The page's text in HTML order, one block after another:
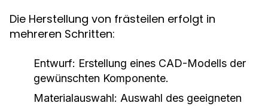
Die Herstellung von frästeilen erfolgt in
mehreren Schritten:
Entwurf: Erstellung eines CAD-Modells der
gewünschten Komponente.
Materialauswahl: Auswahl des geeigneten